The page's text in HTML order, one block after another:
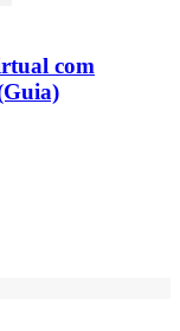
com